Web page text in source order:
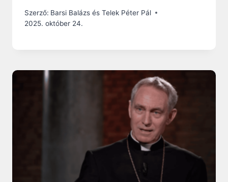
Szerző: Barsi Balázs és Telek Péter Pál
2025. október 24.